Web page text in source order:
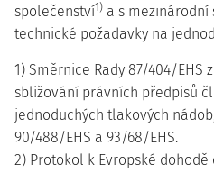
společenství1) a s mezinárodní
technické požadavky na
1) Směrnice Rady 87/404/EHS
sbližování právních předpisů
jednoduchých tlakových
90/488/EHS a 93/68/EHS.
2) Protokol k Evropské dohodě